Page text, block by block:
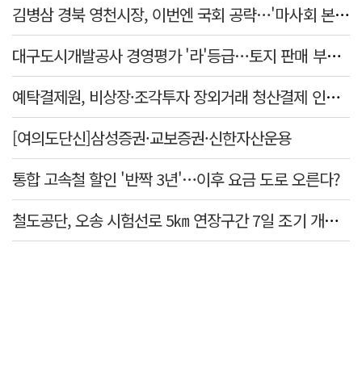
김병삼 경북 영천시장, 이번엔 국회 공략…'마사회 본사 이전·광역교통망 확충' 요청
대구도시개발공사 경영평가 '라'등급…토지 판매 부진에 1년 만에 두 단계 '뚝'
예탁결제원, 비상장·조각투자 장외거래 청산결제 인프라 구축 착수…연내 가동
[여의도단신]삼성증권·교보증권·신한자산운용
통합 고속철 할인 '반짝 3년'…이후 요금 도로 오른다?
철도공단, 오송 시험선로 5㎞ 연장구간 7일 조기 개통…LA 메트로 사업 지원